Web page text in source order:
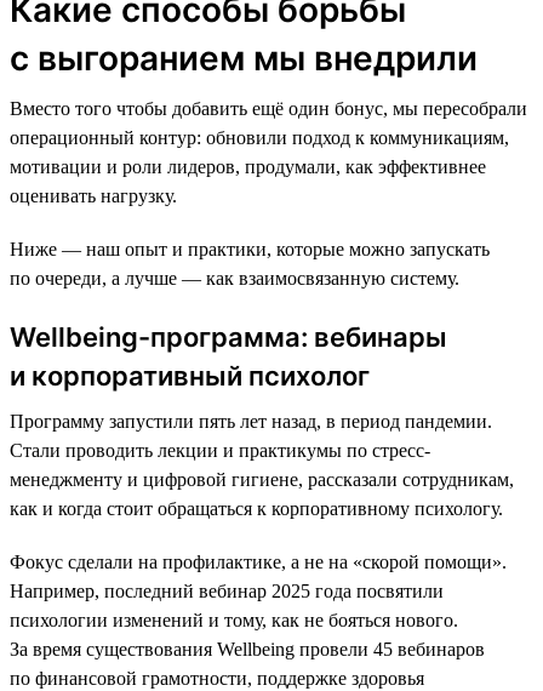
Какие способы борьбы
с выгоранием мы внедрили
Вместо того чтобы добавить ещё один бонус, мы пересобрали
операционный контур: обновили подход к коммуникациям,
мотивации и роли лидеров, продумали, как эффективнее
оценивать нагрузку.
Ниже — наш опыт и практики, которые можно запускать
по очереди, а лучше — как взаимосвязанную систему.
Wellbeing-программа: вебинары
и корпоративный психолог
Программу запустили пять лет назад, в период пандемии.
Стали проводить лекции и практикумы по стресс-
менеджменту и цифровой гигиене, рассказали сотрудникам,
как и когда стоит обращаться к корпоративному психологу.
Фокус сделали на профилактике, а не на «скорой помощи».
Например, последний вебинар 2025 года посвятили
психологии изменений и тому, как не бояться нового.
За время существования Wellbeing провели 45 вебинаров
по финансовой грамотности, поддержке здоровья